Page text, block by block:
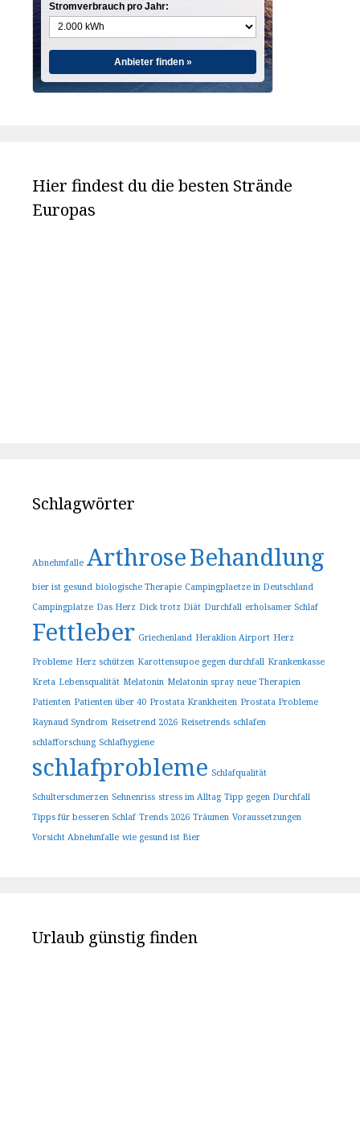
Stromverbrauch pro Jahr:
Anbieter finden »
Hier findest du die besten Strände
Europas
Schlagwörter
Abnehmfalle ArthroseBehandlung
bier ist gesund biologische Therapie Campingplaetze in Deutschland
Campingplatze Das Herz Dick trotz Diät Durchfall erholsamer Schlaf
Fettleber Griechenland Heraklion Airport Herz
Probleme Herz schützen Karottensupoe gegen durchfall Krankenkasse
Kreta Lebensqualität Melatonin Melatonin spray neue Therapien
Patienten Patienten über 40 Prostata Krankheiten Prostata Probleme
Raynaud Syndrom Reisetrend 2026 Reisetrends schlafen
schlafforschung Schlafhygiene
schlafprobleme Schlafqualität
Schulterschmerzen Sehnenriss stress im Alltag Tipp gegen Durchfall
Tipps für besseren Schlaf Trends 2026 Träumen Voraussetzungen
Vorsicht Abnehmfalle wie gesund ist Bier
Urlaub günstig finden